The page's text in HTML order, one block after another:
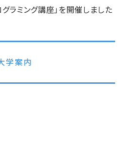
ラミング講座」を開催しました
学案内